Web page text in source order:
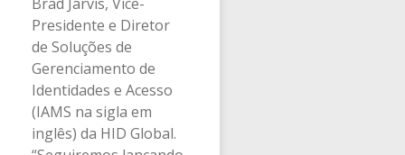
Presidente e Diretor
de Soluções de
Gerenciamento de
Identidades e Acesso
(IAMS na sigla em
inglês) da HID Global.